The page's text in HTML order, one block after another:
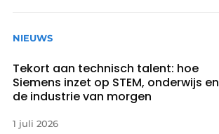
NIEUWS
Tekort aan technisch talent: hoe
Siemens inzet op STEM, onderwijs en
de industrie van morgen
1 juli 2026